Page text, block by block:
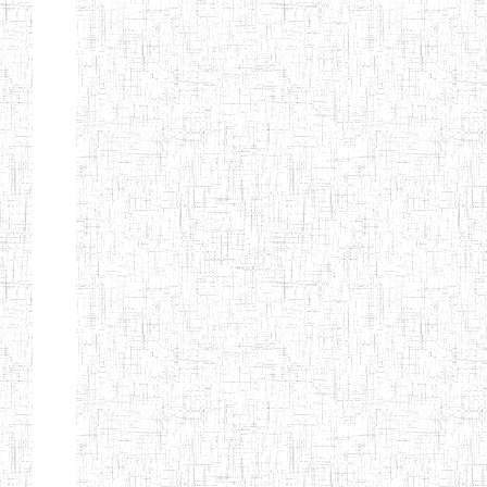
Afficher Page 7 sur 13 Total: 307
Début Préc. 2 3 4 5 6
7
Suivant
Fin
MOKOLO
Etablissements
d'enseignement